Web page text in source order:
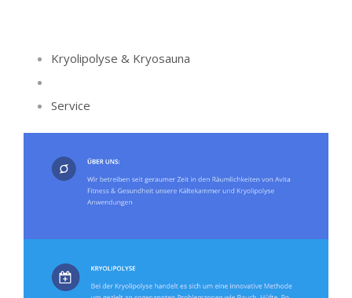
Kryolipolyse & Kryosauna
Service